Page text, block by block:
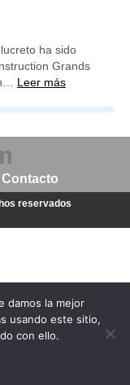
ha sido
Grands
Leer más
damos la mejor
usando este sitio,
con ello.
Contacto
reservados